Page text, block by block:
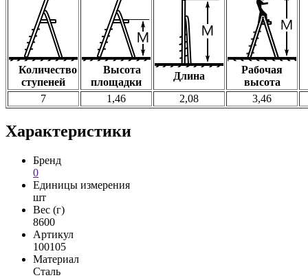
Количество
ступеней
Высота
площадки
Длина
Рабочая
высота
7
1,46 2,08 3,46
Характеристики
Бренд
0
Единицы измерения
шт
Вес (г)
8600
Артикул
100105
Материал
Сталь